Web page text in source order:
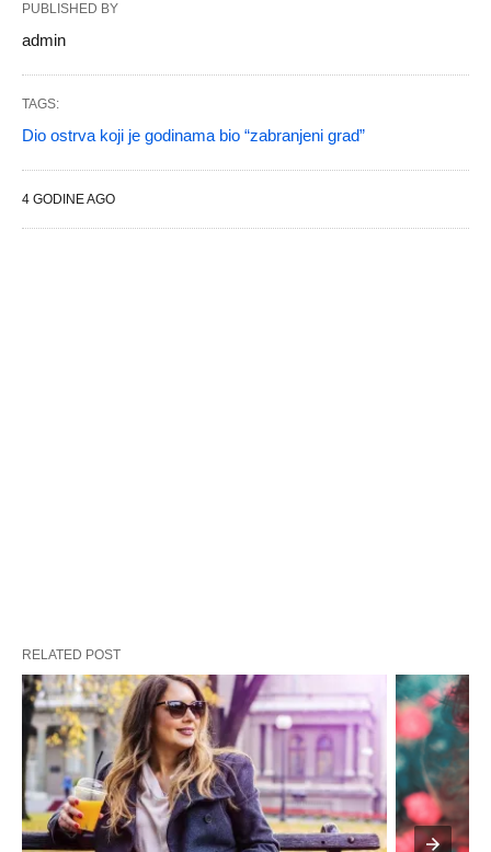
PUBLISHED BY
admin
TAGS:
Dio ostrva koji je godinama bio “zabranjeni grad”
4 GODINE AGO
RELATED POST